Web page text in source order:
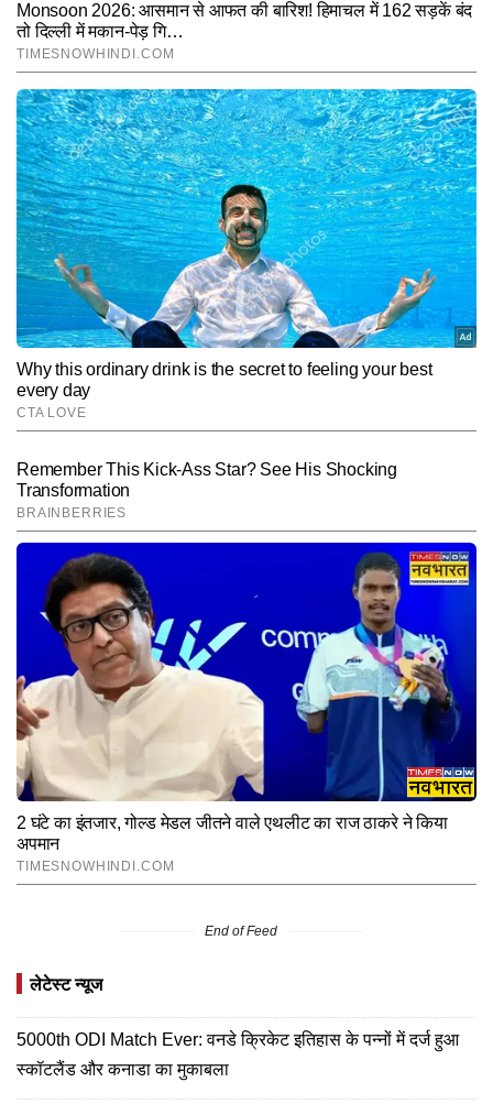
End of Feed
लेटेस्ट न्यूज
5000th ODI Match Ever: वनडे क्रिकेट इतिहास के पन्नों में दर्ज हुआ
स्कॉटलैंड और कनाडा का मुकाबला